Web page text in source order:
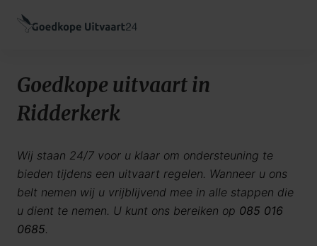
Goedkope uitvaart in
Ridderkerk
Wij staan 24/7 voor u klaar om ondersteuning te
bieden tijdens een uitvaart regelen. Wanneer u ons
belt nemen wij u vrijblijvend mee in alle stappen die
u dient te nemen. U kunt ons bereiken op 085 016
0685.